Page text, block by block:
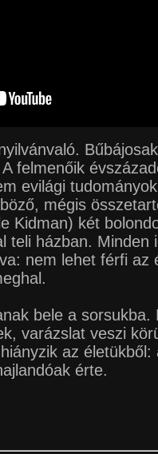
felmenőik
evilági
mégis
Kidman) két
teli házban. Minden
nem lehet férfi az
bele a sorsukba.
varázslat veszi
az életükből:
érte.